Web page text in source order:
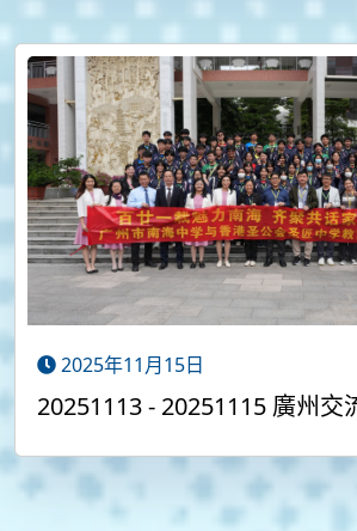
2025年11月15日
20251113 - 20251115 廣州交